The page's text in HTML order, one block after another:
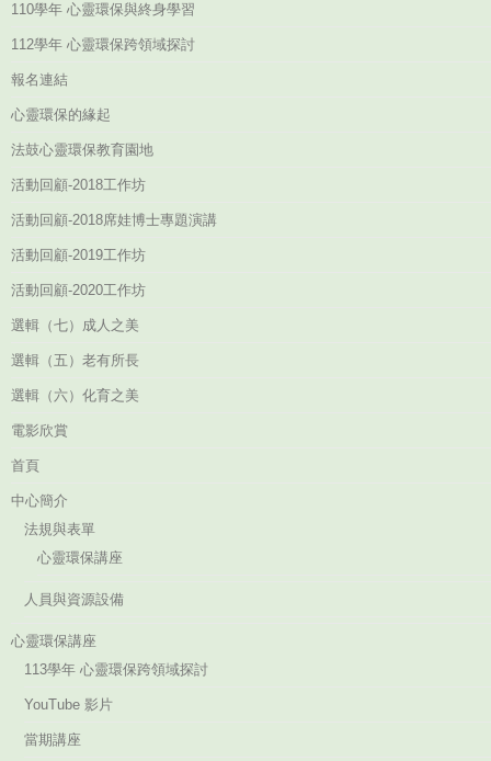
110學年 心靈環保與終身學習
112學年 心靈環保跨領域探討
報名連結
心靈環保的緣起
法鼓心靈環保教育園地
活動回顧-2018工作坊
活動回顧-2018席娃博士專題演講
活動回顧-2019工作坊
活動回顧-2020工作坊
選輯（七）成人之美
選輯（五）老有所長
選輯（六）化育之美
電影欣賞
首頁
中心簡介
法規與表單
心靈環保講座
人員與資源設備
心靈環保講座
113學年 心靈環保跨領域探討
YouTube 影片
當期講座